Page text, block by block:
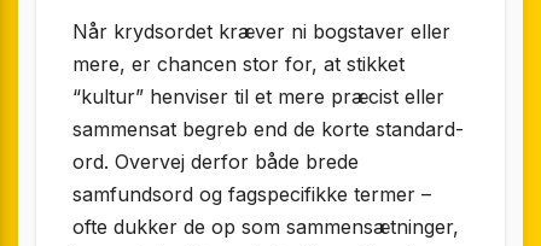
Når krydsordet kræver ni bogstaver eller
mere, er chancen stor for, at stikket
“kultur” henviser til et mere præcist eller
sammensat begreb end de korte standard­
ord. Overvej derfor både brede
samfundsord og fagspecifikke termer –
ofte dukker de op som sammensætninger,